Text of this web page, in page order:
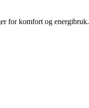
for komfort og energibruk.